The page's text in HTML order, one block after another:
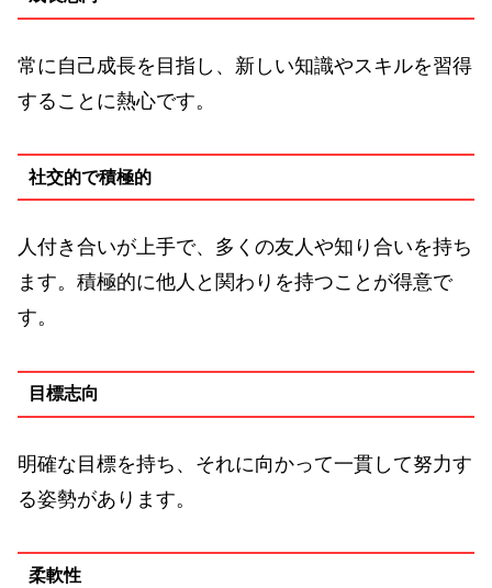
常に自己成長を目指し、新しい知識やスキルを習得
することに熱心です。
社交的で積極的
人付き合いが上手で、多くの友人や知り合いを持ち
ます。積極的に他人と関わりを持つことが得意で
す。
目標志向
明確な目標を持ち、それに向かって一貫して努力す
る姿勢があります。
柔軟性